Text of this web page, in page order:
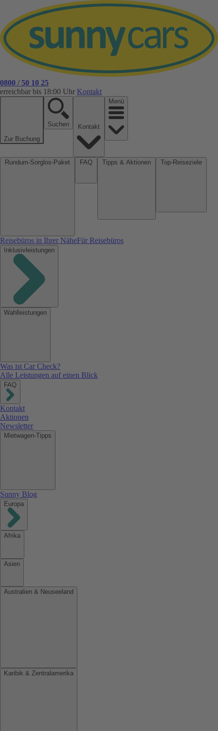
0800 / 50 10 25
erreichbar bis 18:00 Uhr Kontakt
Zur Buchung
Suchen
Menü
Reisebüros in Ihrer NäheFür Reisebüros
Inklusivleistungen
Wahlleistungen
Was ist Car Check?
Alle Leistungen auf einen Blick
FAQ
Kontakt
Aktionen
Newsletter
Mietwagen-Tipps
Sunny Blog
Europa
Afrika
Asien
Australien & Neuseeland
Karibik & Zentralamerika